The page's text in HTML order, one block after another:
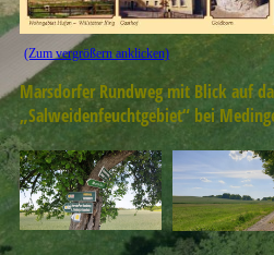
(Zum vergrößern anklicken)
Marsdorfer Rundweg mit Blick auf
„Salweidenfeuchtgebiet“ bei